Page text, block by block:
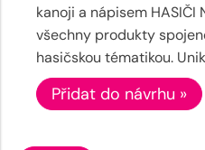
kanoji a nápisem HASIČI
všechny produkty
hasičskou tématikou.
Přidat do návrhu »